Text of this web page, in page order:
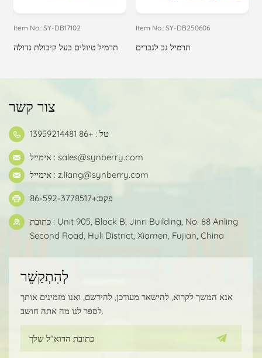
Item No.: SY-DB17102
תרמיל טיולים בעל קיבולת גדולה
Item No.: SY-DB250606
תרמיל גב לגברים
צור קשר
טל : +86 13959214481
אימייל : sales@synberry.com
אימייל : z.liang@synberry.com
פקס:+86-592-3778517
כתובת : Unit 905, Block B, Jinri Building, No. 88 Anling
Second Road, Huli District, Xiamen, Fujian, China
לְהִתְקַשֵׁר
אנא המשך לקרוא, להישאר מעודכן, להירשם, ואנו מזמינים אותך
לספר לנו מה אתה חושב.